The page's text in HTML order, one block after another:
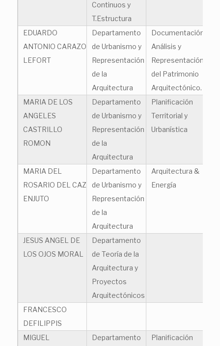
Continuos y
T.Estructura
EDUARDO
ANTONIO CARAZO
LEFORT
Departamento
de Urbanismo y
Representación
de la
Arquitectura
Documentación,
Análisis y
Representación
del Patrimonio
Arquitectónico.
MARIA DE LOS
ANGELES
CASTRILLO
ROMON
Departamento
de Urbanismo y
Representación
de la
Arquitectura
Planificación
Territorial y
Urbanística
MARIA DEL
ROSARIO DEL CAZ
ENJUTO
Departamento
de Urbanismo y
Representación
de la
Arquitectura
Arquitectura &
Energía
JESUS ANGEL DE
LOS OJOS MORAL
Departamento
de Teoría de la
Arquitectura y
Proyectos
Arquitectónicos
FRANCESCO
DEFILIPPIS
MIGUEL
Departamento
Planificación